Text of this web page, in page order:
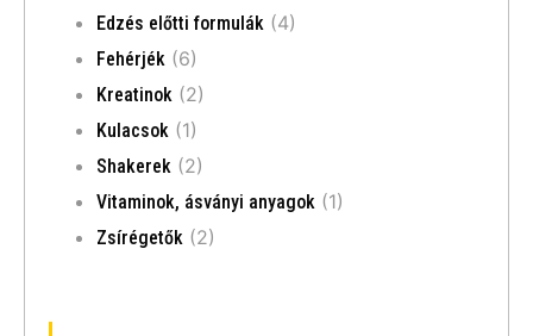
Edzés előtti formulák (4)
Fehérjék (6)
Kreatinok (2)
Kulacsok (1)
Shakerek (2)
Vitaminok, ásványi anyagok (1)
Zsírégetők (2)